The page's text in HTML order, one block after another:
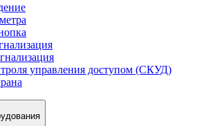
управления доступом (СКУД)